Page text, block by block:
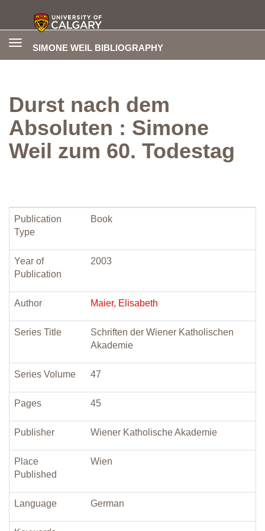
SIMONE WEIL BIBLIOGRAPHY
Toggle
Durst nach dem
Absoluten : Simone
Weil zum 60. Todestag
Publication
Type
Book
Year of
Publication
2003
Author Maier, Elisabeth
Series Title
Schriften der Wiener Katholischen
Akademie
Series Volume 47
Pages 45
Publisher Wiener Katholische Akademie
Place
Published
Wien
Language German